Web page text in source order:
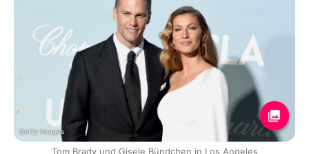
Getty Images
Tom Brady und Gisele Bündchen in Los Angeles